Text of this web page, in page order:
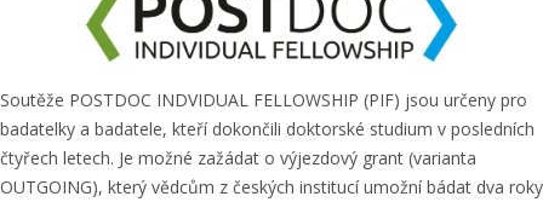
Soutěže POSTDOC INDVIDUAL FELLOWSHIP (PIF) jsou určeny pro
badatelky a badatele, kteří dokončili doktorské studium v posledních
čtyřech letech. Je možné zažádat o výjezdový grant (varianta
OUTGOING), který vědcům z českých institucí umožní bádat dva roky